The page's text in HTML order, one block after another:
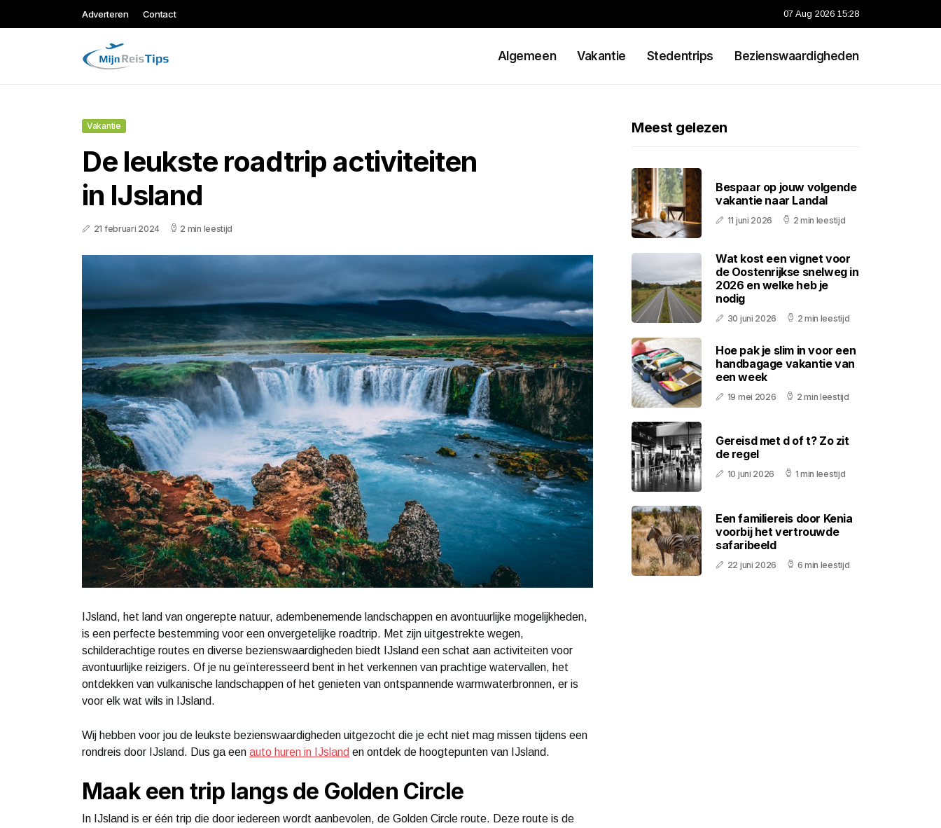
Adverteren Contact 07 Aug 2026 15:28
Algemeen Vakantie Stedentrips Bezienswaardigheden
Vakantie
De leukste roadtrip activiteiten
in IJsland
21 februari 2024 2 min leestijd
IJsland, het land van ongerepte natuur, adembenemende landschappen en avontuurlijke mogelijkheden,
is een perfecte bestemming voor een onvergetelijke roadtrip. Met zijn uitgestrekte wegen,
schilderachtige routes en diverse bezienswaardigheden biedt IJsland een schat aan activiteiten voor
avontuurlijke reizigers. Of je nu geïnteresseerd bent in het verkennen van prachtige watervallen, het
ontdekken van vulkanische landschappen of het genieten van ontspannende warmwaterbronnen, er is
voor elk wat wils in IJsland.
Wij hebben voor jou de leukste bezienswaardigheden uitgezocht die je echt niet mag missen tijdens een
rondreis door IJsland. Dus ga een auto huren in IJsland en ontdek de hoogtepunten van IJsland.
Maak een trip langs de Golden Circle
In IJsland is er één trip die door iedereen wordt aanbevolen, de Golden Circle route. Deze route is de
Meest gelezen
Bespaar op jouw volgende
vakantie naar Landal
11 juni 2026 2 min leestijd
Wat kost een vignet voor
de Oostenrijkse snelweg in
2026 en welke heb je
nodig
30 juni 2026 2 min leestijd
Hoe pak je slim in voor een
handbagage vakantie van
een week
19 mei 2026 2 min leestijd
Gereisd met d of t? Zo zit
de regel
10 juni 2026 1 min leestijd
Een familiereis door Kenia
voorbij het vertrouwde
safaribeeld
22 juni 2026 6 min leestijd